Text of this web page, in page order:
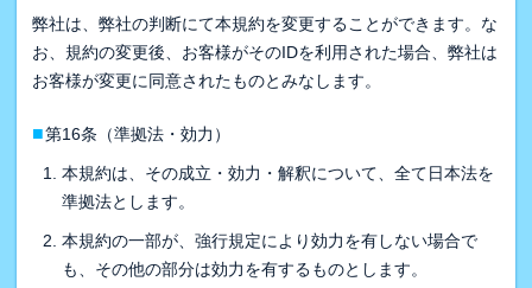
弊社は、弊社の判断にて本規約を変更することができます。な
お、規約の変更後、お客様がそのIDを利用された場合、弊社は
お客様が変更に同意されたものとみなします。
■第16条（準拠法・効力）
本規約は、その成立・効力・解釈について、全て日本法を
準拠法とします。
本規約の一部が、強行規定により効力を有しない場合で
も、その他の部分は効力を有するものとします。